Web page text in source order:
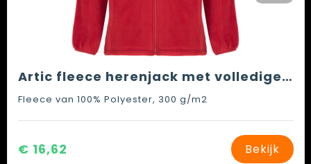
Artic fleece herenjack met volledige rits
Fleece van 100% Polyester, 300 g/m2
€ 16,62 Bekijk